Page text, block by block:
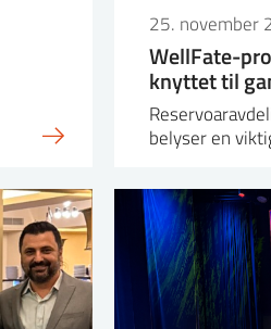
25. november
WellFate-
knyttet til
belyser en